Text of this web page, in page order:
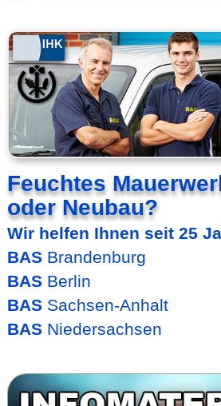
Feuchtes
oder Neubau?
Wir helfen Ihnen seit 25
BAS Brandenburg
BAS Berlin
BAS Sachsen-Anhalt
BAS Nieder­sachsen